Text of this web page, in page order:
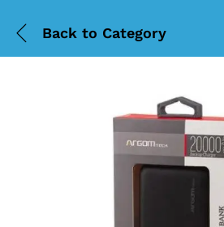
Back to Category